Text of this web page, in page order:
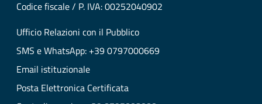
Codice fiscale / P. IVA: 00252040902
Ufficio Relazioni con il Pubblico
SMS e WhatsApp: +39 0797000669
Email istituzionale
Posta Elettronica Certificata